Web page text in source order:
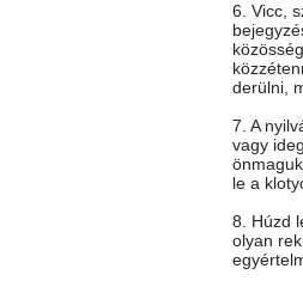
6. Vicc,
derülni,
7. A
vagy
le a
8. Húzd
olyan